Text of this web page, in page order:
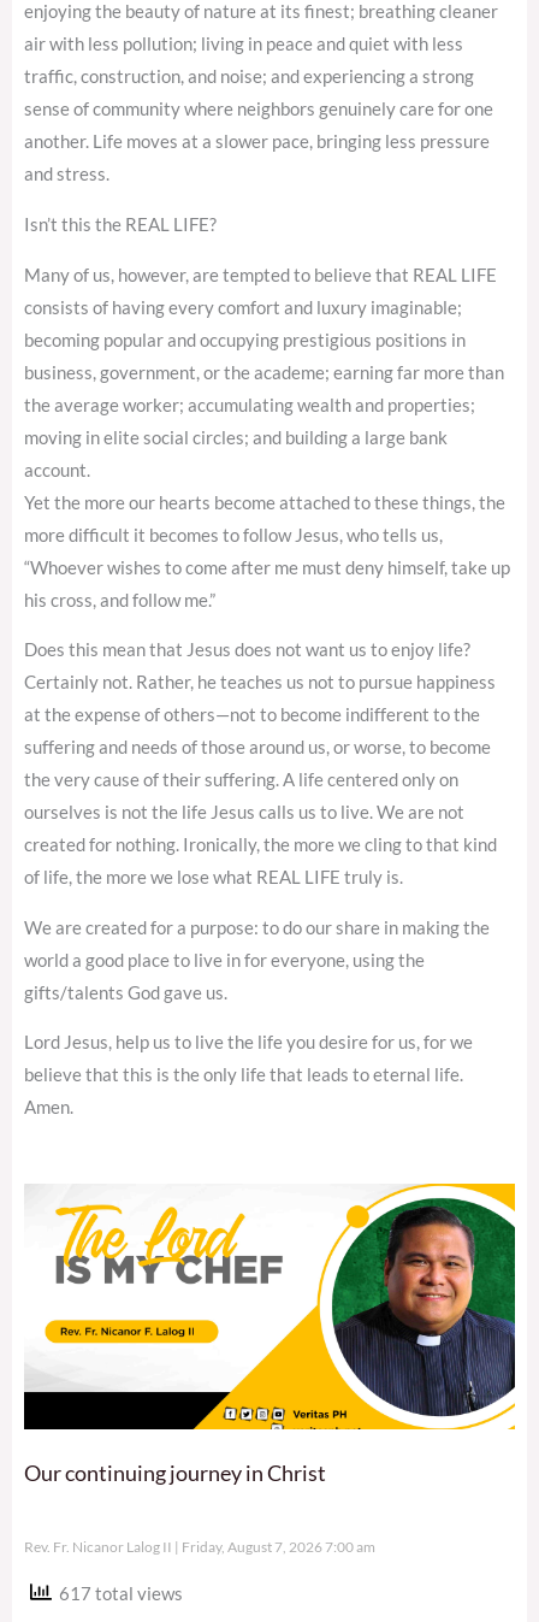
enjoying the beauty of nature at its finest; breathing cleaner
air with less pollution; living in peace and quiet with less
traffic, construction, and noise; and experiencing a strong
sense of community where neighbors genuinely care for one
another. Life moves at a slower pace, bringing less pressure
and stress.
Isn’t this the REAL LIFE?
Many of us, however, are tempted to believe that REAL LIFE
consists of having every comfort and luxury imaginable;
becoming popular and occupying prestigious positions in
business, government, or the academe; earning far more than
the average worker; accumulating wealth and properties;
moving in elite social circles; and building a large bank
account.
Yet the more our hearts become attached to these things, the
more difficult it becomes to follow Jesus, who tells us,
“Whoever wishes to come after me must deny himself, take up
his cross, and follow me.”
Does this mean that Jesus does not want us to enjoy life?
Certainly not. Rather, he teaches us not to pursue happiness
at the expense of others—not to become indifferent to the
suffering and needs of those around us, or worse, to become
the very cause of their suffering. A life centered only on
ourselves is not the life Jesus calls us to live. We are not
created for nothing. Ironically, the more we cling to that kind
of life, the more we lose what REAL LIFE truly is.
We are created for a purpose: to do our share in making the
world a good place to live in for everyone, using the
gifts/talents God gave us.
Lord Jesus, help us to live the life you desire for us, for we
believe that this is the only life that leads to eternal life.
Amen.
Our continuing journey in Christ
Rev. Fr. Nicanor Lalog II Friday, August 7, 2026 7:00 am
617 total views